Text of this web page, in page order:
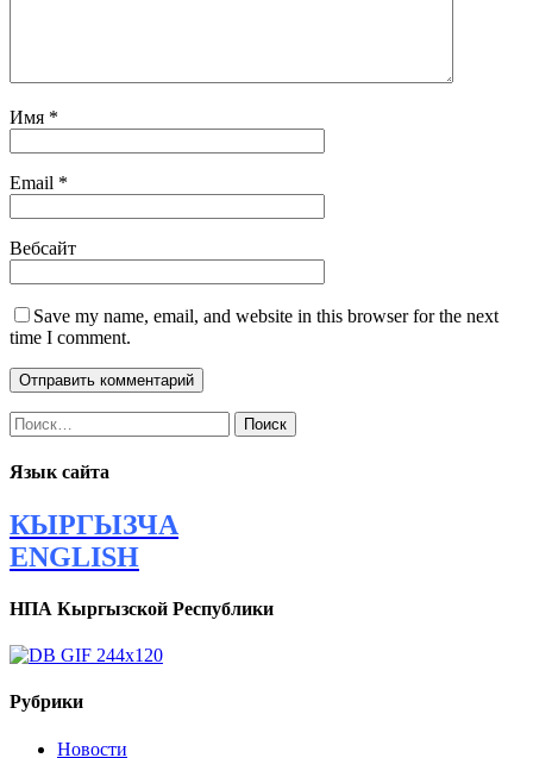
Имя *
Email *
Вебсайт
Save my name, email, and website in this browser for the next
time I comment.
Найти:
Язык сайта
КЫРГЫЗЧА
ENGLISH
НПА Кыргызской Республики
Рубрики
Новости